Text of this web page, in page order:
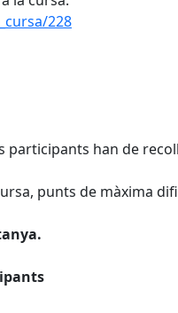
228
participants han de
punts de màxima